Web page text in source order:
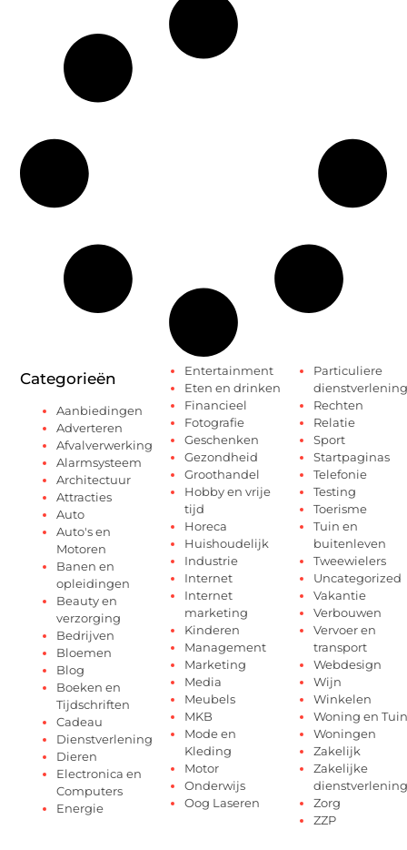
Categorieën
Aanbiedingen
Adverteren
Afvalverwerking
Alarmsysteem
Architectuur
Attracties
Auto
Auto's en
Motoren
Banen en
opleidingen
Beauty en
verzorging
Bedrijven
Bloemen
Blog
Boeken en
Tijdschriften
Cadeau
Dienstverlening
Dieren
Electronica en
Computers
Energie
Entertainment
Eten en drinken
Financieel
Fotografie
Geschenken
Gezondheid
Groothandel
Hobby en vrije
tijd
Horeca
Huishoudelijk
Industrie
Internet
Internet
marketing
Kinderen
Management
Marketing
Media
Meubels
MKB
Mode en
Kleding
Motor
Onderwijs
Oog Laseren
Particuliere
dienstverlening
Rechten
Relatie
Sport
Startpaginas
Telefonie
Testing
Toerisme
Tuin en
buitenleven
Tweewielers
Uncategorized
Vakantie
Verbouwen
Vervoer en
transport
Webdesign
Wijn
Winkelen
Woning en Tuin
Woningen
Zakelijk
Zakelijke
dienstverlening
Zorg
ZZP